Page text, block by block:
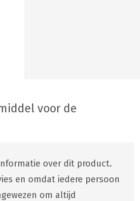
voor de
over dit product.
en omdat iedere persoon
om altijd